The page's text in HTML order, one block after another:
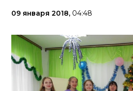
09 января 2018, 04:48